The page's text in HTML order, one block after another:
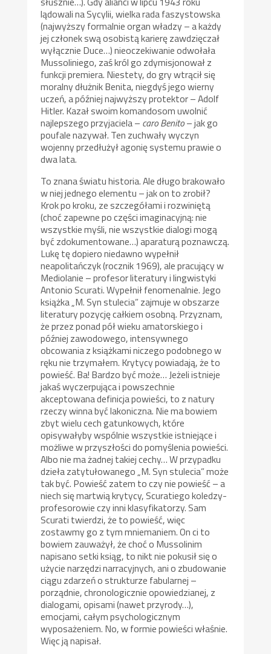
lądowali na Sycylii, wielka rada faszystowska
(najwyższy formalnie organ władzy – a każdy
jej członek swą osobistą karierę zawdzięczał
wyłącznie Duce…) nieoczekiwanie odwołała
Mussoliniego, zaś król go zdymisjonował z
funkcji premiera. Niestety, do gry wtrącił się
moralny dłużnik Benita, niegdyś jego wierny
uczeń, a później najwyższy protektor – Adolf
Hitler. Kazał swoim komandosom uwolnić
najlepszego przyjaciela – caro Benito– jak go
poufale nazywał. Ten zuchwały wyczyn
wojenny przedłużył agonię systemu prawie o
dwa lata.
To znana światu historia. Ale długo brakowało
w niej jednego elementu – jak on to zrobił?
Krok po kroku, ze szczegółami i rozwiniętą
(choć zapewne po części imaginacyjną: nie
wszystkie myśli, nie wszystkie dialogi mogą
być zdokumentowane…) aparaturą poznawczą.
Lukę tę dopiero niedawno wypełnił
neapolitańczyk (rocznik 1969), ale pracujący w
Mediolanie – profesor literatury i lingwistyki
Antonio Scurati. Wypełnił fenomenalnie. Jego
książka „M. Syn stulecia” zajmuje w obszarze
literatury pozycję całkiem osobną. Przyznam,
że przez ponad pół wieku amatorskiego i
później zawodowego, intensywnego
obcowania z książkami niczego podobnego w
ręku nie trzymałem. Krytycy powiadają, że to
powieść. Ba! Bardzo być może… Jeżeli istnieje
jakaś wyczerpująca i powszechnie
akceptowana definicja powieści, to z natury
rzeczy winna być lakoniczna. Nie ma bowiem
zbyt wielu cech gatunkowych, które
opisywałyby wspólnie wszystkie istniejące i
możliwe w przyszłości do pomyślenia powieści.
Albo nie ma żadnej takiej cechy… W przypadku
dzieła zatytułowanego „M. Syn stulecia” może
tak być. Powieść zatem to czy nie powieść – a
niech się martwią krytycy, Scuratiego koledzy-
profesorowie czy inni klasyfikatorzy. Sam
Scurati twierdzi, że to powieść, więc
zostawmy go z tym mniemaniem. On ci to
bowiem zauważył, że choć o Mussolinim
napisano setki ksiąg, to nikt nie pokusił się o
użycie narzędzi narracyjnych, ani o zbudowanie
ciągu zdarzeń o strukturze fabularnej –
porządnie, chronologicznie opowiedzianej, z
dialogami, opisami (nawet przyrody…),
emocjami, całym psychologicznym
wyposażeniem. No, w formie powieści właśnie.
Więc ją napisał.